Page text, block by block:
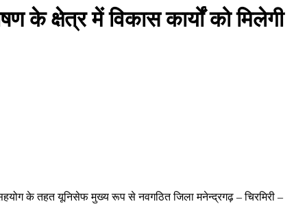
के क्षेत्र में विकास कार्यों को मिलेगी
के तहत यूनिसेफ मुख्य रूप से नवगठित जिला मनेन्द्रगढ़ – चिरमिरी –